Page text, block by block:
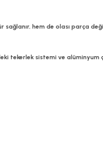
hem de olası parça
tekerlek sistemi ve alüminyum